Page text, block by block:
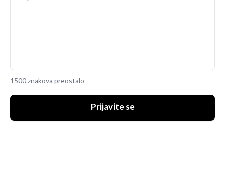
1500 znakova preostalo
Prijavite se